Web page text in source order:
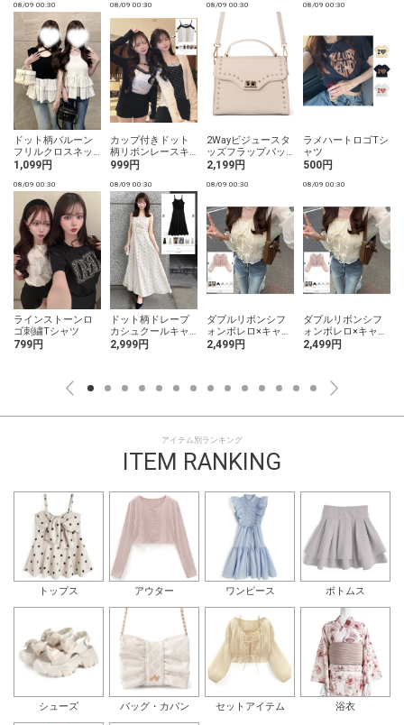
08/09 00:30
ドット柄バルーン
フリルクロスネッ
クトップス
1,099円
08/09 00:30
カップ付きドット
柄リボンレースキ
ャミソール
999円
08/09 00:30
2Wayビジュースタ
ッズフラップバッ
グ
2,199円
08/09 00:30
ラメハートロゴTシ
ャツ
500円
08/09 00:30
ラインストーンロ
ゴ刺繍Tシャツ
799円
08/09 00:30
ドット柄ドレープ
カシュクールキャ
ミソールワンピー
2,999円
08/09 00:30
ダブルリボンシフ
ォンボレロ×キャミ
ソールアンサンブ
2,499円
08/09 00:30
ダブルリボンシフ
ォンボレロ×キャミ
ソールアンサンブ
2,499円
アイテム別ランキング
ITEM RANKING
トップス アウター ワンピース ボトムス
シューズ バッグ・カバン セットアイテム 浴衣